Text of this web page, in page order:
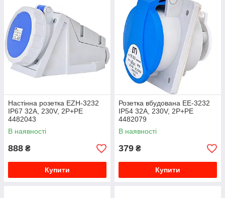
Настінна розетка EZH-3232
IP67 32A, 230V, 2P+PE
4482043
В наявності
888 ₴
Купити
Розетка вбудована EE-3232
IP54 32A, 230V, 2P+PE
4482079
В наявності
379 ₴
Купити